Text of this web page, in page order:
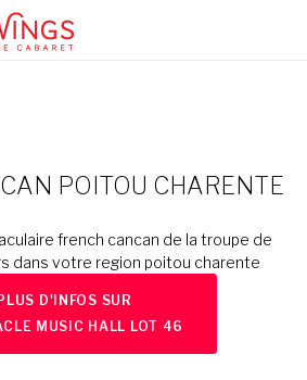
POITOU CHARENTE
french cancan de la troupe de
dans votre region poitou charente
D'INFOS SUR
MUSIC HALL LOT 46